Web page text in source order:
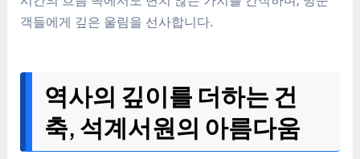
객들에게 깊은 울림을 선사합니다.
역사의 깊이를 더하는 건
축, 석계서원의 아름다움